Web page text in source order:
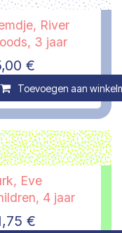
Compare
River
3 jaar
€
Toevoegen aan
Eve
4 jaar
€